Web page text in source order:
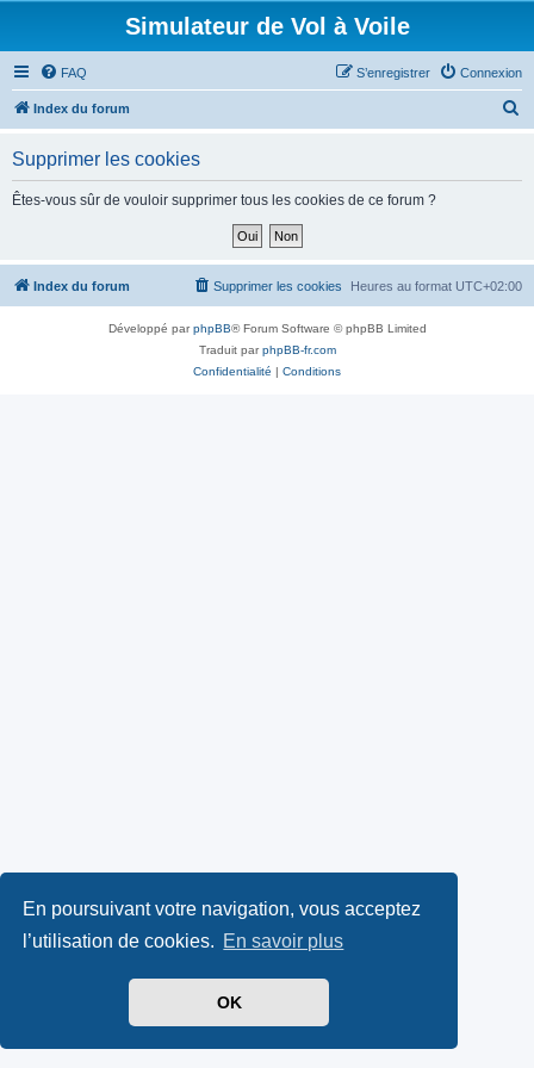
En poursuivant votre navigation, vous acceptez
l’utilisation de cookies. En savoir plus
OK
Simulateur de Vol à Voile
FAQ Connexion
S’enregistrer
Index du forum
h
Supprimer les cookies
Êtes-vous sûr de vouloir supprimer tous les cookies de ce forum ?
Index du forum Heures au format UTC+02:00
Supprimer les cookies
Développé parphpBB® Forum Software © phpBB Limited
Traduit parphpBB-fr.com
Confidentialité | Conditions